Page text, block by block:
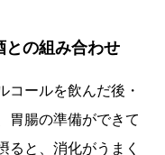
との組み合わせ
コールを飲んだ後・
胃腸の準備ができて
ると、消化がうまく